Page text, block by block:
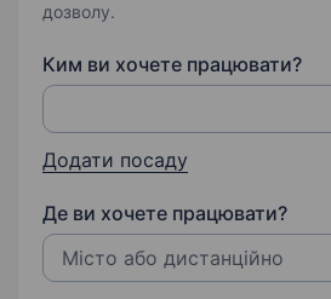
дозволу.
Ким ви хочете працювати?
Додати посаду
Де ви хочете працювати?